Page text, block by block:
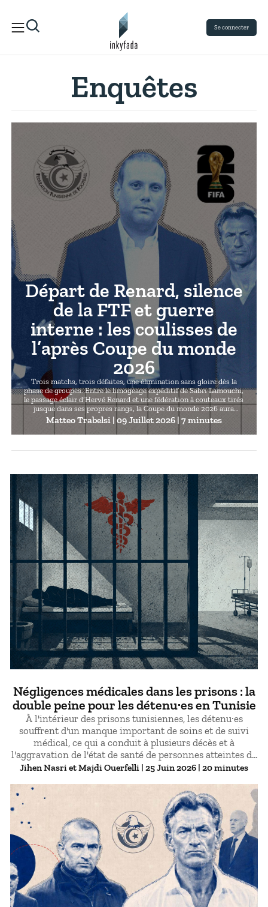
Se connecter
Enquêtes
Départ de Renard, silence
de la FTF et guerre
interne : les coulisses de
l’après Coupe du monde
2026
Trois matchs, trois défaites, une élimination sans gloire dès la
phase de groupes. Entre le limogeage expéditif de Sabri Lamouchi,
le passage éclair d’Hervé Renard et une fédération à couteaux tirés
jusque dans ses propres rangs, la Coupe du monde 2026 aura
surtout été, pour la Tunisie, le théâtre d’un effondrement en
mondovision. Enquête sur les coulisses d’un fiasco annoncé, et sur
une FTF qui continue de se murer dans le silence.
Matteo Trabelsi | 09 Juillet 2026 | 7 minutes
Négligences médicales dans les prisons : la
double peine pour les détenu·es en Tunisie
À l'intérieur des prisons tunisiennes, les détenu·es
souffrent d'un manque important de soins et de suivi
médical, ce qui a conduit à plusieurs décès et à
l'aggravation de l'état de santé de personnes atteintes de
maladies chroniques. La surpopulation carcérale creuse
internationales garantissant les droits des prisonnier·es
et la réalité vécue derrière les barreaux.
Jihen Nasri Majdi Ouerfelli | 25 Juin 2026 | 20 minutes